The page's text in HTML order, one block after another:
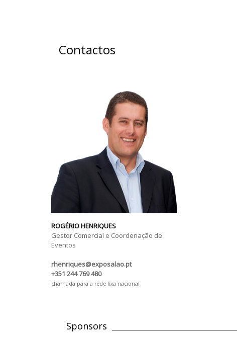
Contactos
ROGÉRIO HENRIQUES
Gestor Comercial e Coordenação de
Eventos
rhenriques@exposalao.pt
+351 244 769 480
chamada para a rede fixa nacional
Sponsors